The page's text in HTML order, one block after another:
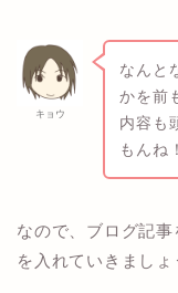
キョウ
なんと
かを前
内容も
もんね！
なので、ブログ記
を入れていきましょ